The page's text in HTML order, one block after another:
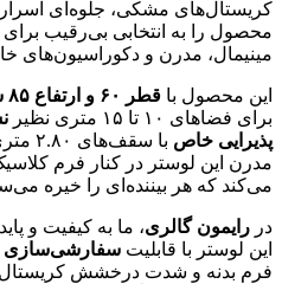
کریستال‌های مشکی، جلوه‌ای
محصول را به انتخابی بی‌رقیب
مینیمال، مدرن و دکوراسیون‌های
این محصول با قطر ۶۰ و ارتفاع ۸۵ سانتی‌متر
برای فضاهای ۱۰ تا ۱۵ متری نظیر
پذیرایی خاص
با
مدرن این لوستر در کنار فرم
می‌کند که هر بیننده‌ای را خیره
در رایمون گالری، ما به کیفیت و
این لوستر با قابلیت سفارشی‌سازی
فرم بدنه و شدت درخشش کریستال‌ها